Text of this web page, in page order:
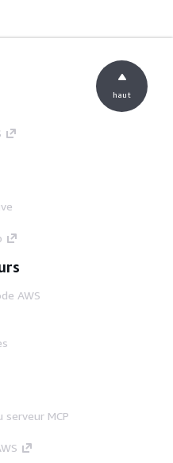
AWS
MCP
haut